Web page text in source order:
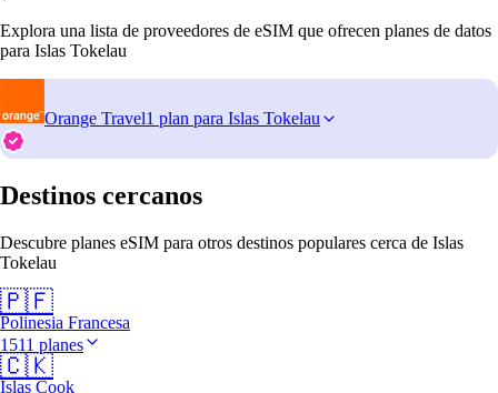
Explora una lista de proveedores de eSIM que ofrecen planes de datos
para Islas Tokelau
Orange Travel1 plan para Islas Tokelau
Destinos cercanos
Descubre planes eSIM para otros destinos populares cerca de Islas
Tokelau
🇵🇫
Polinesia Francesa
1511 planes
🇨🇰
Islas Cook